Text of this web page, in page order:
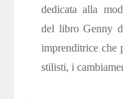
dedicata alla
del libro Genny
imprenditrice che
stilisti, i